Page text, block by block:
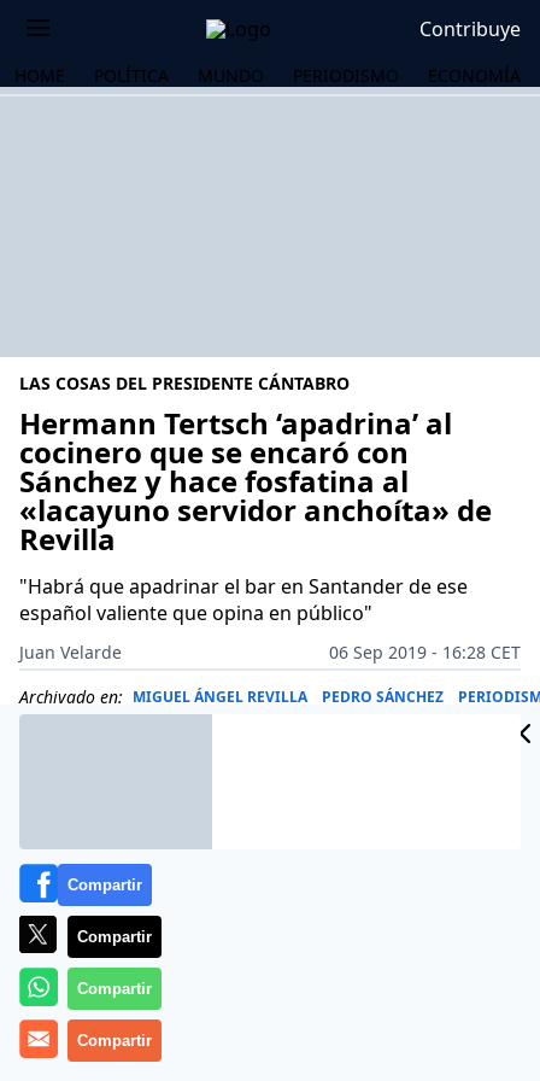
Contribuye
HOME POLÍTICA MUNDO PERIODISMO ECONOMÍA
LAS COSAS DEL PRESIDENTE CÁNTABRO
Hermann Tertsch ‘apadrina’ al
cocinero que se encaró con
Sánchez y hace fosfatina al
«lacayuno servidor anchoíta» de
Revilla
"Habrá que apadrinar el bar en Santander de ese
español valiente que opina en público"
Juan Velarde
06 Sep 2019 - 16:28 CET
Archivado en: MIGUEL ÁNGEL REVILLA PEDRO SÁNCHEZ
Compartir
Compartir
Compartir
Compartir